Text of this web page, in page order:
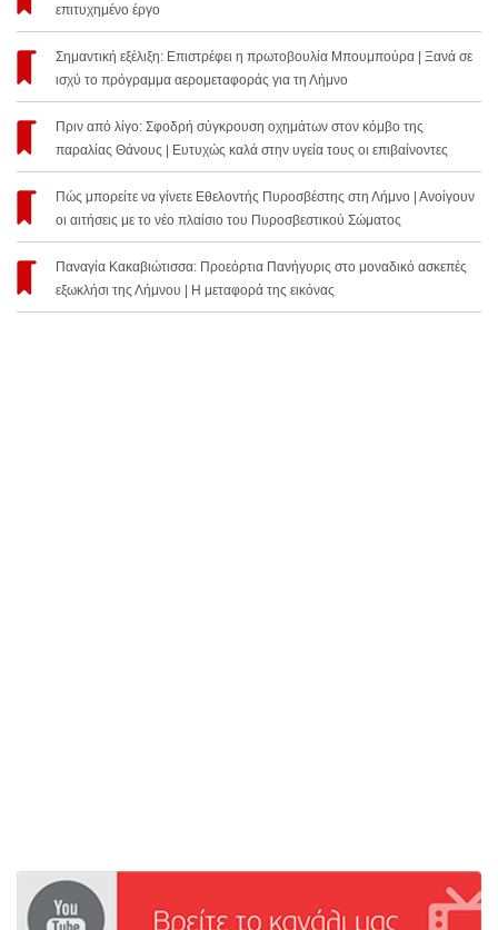
επιτυχημένο έργο
Σημαντική εξέλιξη: Επιστρέφει η πρωτοβουλία Μπουμπούρα | Ξανά σε
ισχύ το πρόγραμμα αερομεταφοράς για τη Λήμνο
Πριν από λίγο: Σφοδρή σύγκρουση οχημάτων στον κόμβο της
παραλίας Θάνους | Ευτυχώς καλά στην υγεία τους οι επιβαίνοντες
Πώς μπορείτε να γίνετε Εθελοντής Πυροσβέστης στη Λήμνο | Ανοίγουν
οι αιτήσεις με το νέο πλαίσιο του Πυροσβεστικού Σώματος
Παναγία Κακαβιώτισσα: Προεόρτια Πανήγυρις στο μοναδικό ασκεπές
εξωκλήσι της Λήμνου | Η μεταφορά της εικόνας